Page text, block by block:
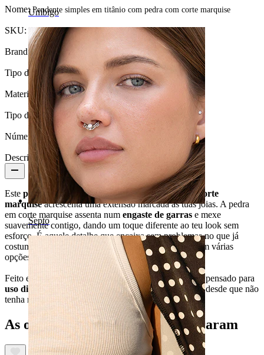
Umbigo
Septo
Nome:Pendente simples em titânio com pedra com corte marquise
SKU: Charm-15
Brand:Bodymod Trend
Tipo de joia:Pendente
Material:Titânio
Tipo de pedra: Zircónia cúbica
Número de unidades:1
Descrição
Este pendente simples em titânio com pedra com corte
marquiseacrescenta uma extensão marcada às tuas joias. A pedra
em corte marquise assenta num engaste de garras e mexe
suavemente contigo, dando um toque diferente ao teu look sem
esforço. É aquele detalhe que encaixa sem problemas no que já
costumas usar. Disponível em dourado e prateado, com várias
opções de pedra.
Feito em hipoalergénico, à prova de águae pensado para
uso diário
. Podes encaixar a argola em qualquer joia, desde que não
tenha mais de 3 mm de espessura.
As outras pessoas também compraram